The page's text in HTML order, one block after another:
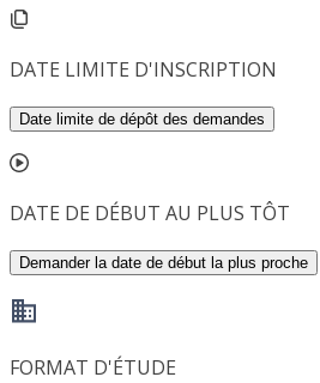
DATE LIMITE D'INSCRIPTION
Date limite de dépôt des demandes
DATE DE DÉBUT AU PLUS TÔT
Demander la date de début la plus proche
FORMAT D'ÉTUDE